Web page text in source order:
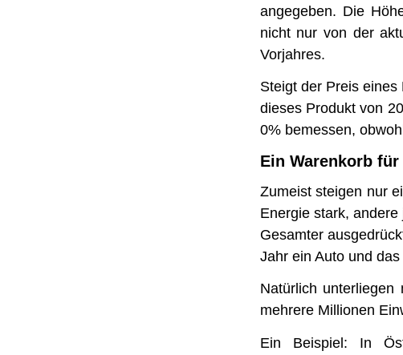
angegeben. Die
nicht nur von der
Vorjahres.
Steigt der Preis
dieses Produkt von
0% bemessen,
Ein Warenkorb für
Zumeist steigen nur
Energie stark,
Gesamter
Jahr ein Auto und
Natürlich
mehrere Millionen
Ein Beispiel: In